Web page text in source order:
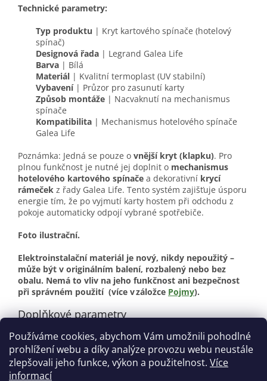
Používáme cookies, abychom Vám umožnili pohodlné
prohlížení webu a díky analýze provozu webu neustále
zlepšovali jeho funkce, výkon a použitelnost. Více
informací
Technické parametry:
Typ produktu | Kryt kartového spínače (hotelový
spínač)
Designová řada | Legrand Galea Life
Barva | Bílá
Materiál | Kvalitní termoplast (UV stabilní)
Vybavení| Průzor pro zasunutí karty
Způsob montáže | Nacvaknutí na mechanismus
spínače
Kompatibilita | Mechanismus hotelového spínače
Galea Life
Poznámka: Jedná se pouze o vnější kryt (klapku). Pro
plnou funkčnost je nutné jej doplnit o mechanismus
hotelového kartového spínače a dekorativní krycí
rámeček z řady Galea Life. Tento systém zajišťuje úsporu
energie tím, že po vyjmutí karty hostem při odchodu z
pokoje automaticky odpojí vybrané spotřebiče.
Foto ilustrační.
Elektroinstalační materiál je nový, nikdy nepoužitý –
může být v originálním balení, rozbalený nebo bez
obalu. Nemá to vliv na jeho funkčnost ani bezpečnost
při správném použití (více v záložce Pojmy).
Doplňkové parametry
Kategorie: Elektroinstalační materiál
Stav: Nové